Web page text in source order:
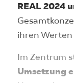
REAL 2024
ihren
Im Zentrum
Umsetzung